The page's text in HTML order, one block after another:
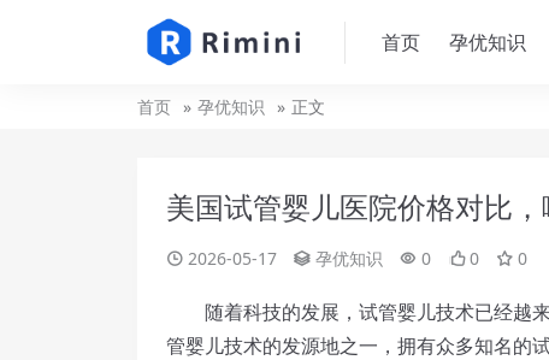
首页 孕优知识
首页 孕优知识 正文
美国试管婴儿医院价格对比，
2026-05-17 孕优知识 0 0 0
随着科技的发展，试管婴儿技术已经越
管婴儿技术的发源地之一，拥有众多知名的